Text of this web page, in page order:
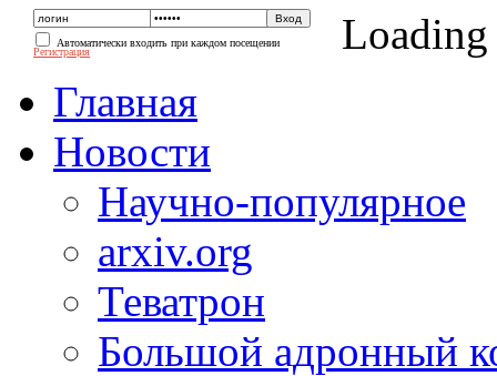
Автоматически входить при каждом посещении
Регистрация
Loading
Главная
Новости
Научно-популярное
arxiv.org
Теватрон
Большой адронный